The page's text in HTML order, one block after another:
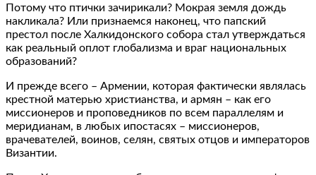
Потому что птички зачирикали? Мокрая земля дождь
накликала? Или признаемся наконец, что папский
престол после Халкидонского собора стал утверждаться
как реальный оплот глобализма и враг национальных
образований?
И прежде всего – Армении, которая фактически являлась
крестной матерью христианства, и армян – как его
миссионеров и проповедников по всем параллелям и
меридианам, в любых ипостасях – миссионеров,
врачевателей, воинов, селян, святых отцов и императоров
Византии.